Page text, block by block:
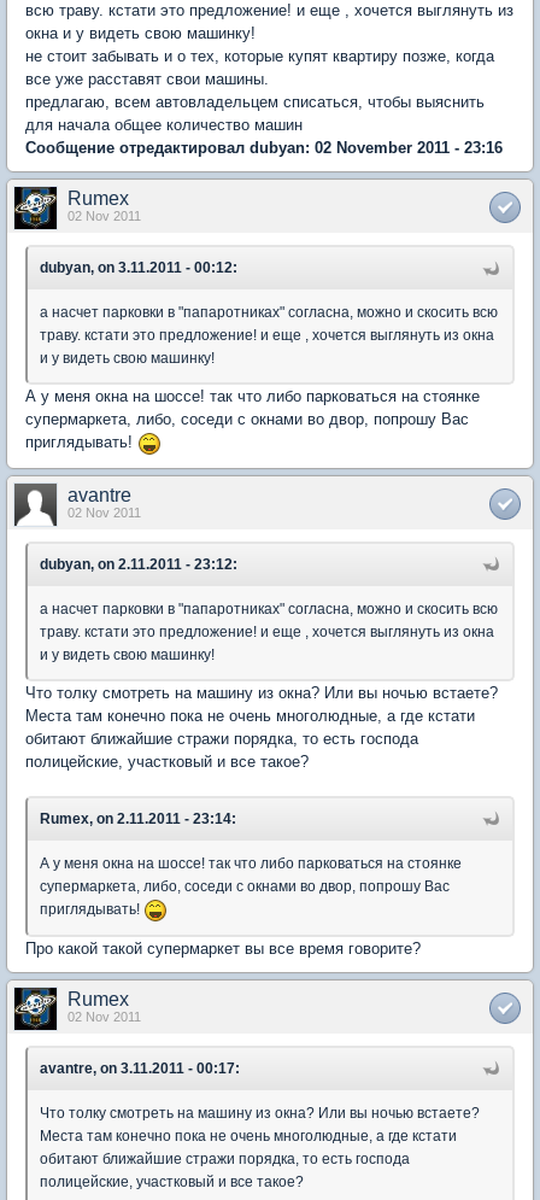
всю траву. кстати это предложение! и еще , хочется выглянуть из
окна и у видеть свою машинку!
не стоит забывать и о тех, которые купят квартиру позже, когда
все уже расставят свои машины.
предлагаю, всем автовладельцем списаться, чтобы выяснить
для начала общее количество машин
Сообщение отредактировал dubyan: 02 November 2011 - 23:16
Rumex
02 Nov 2011
dubyan, on 3.11.2011 - 00:12:
а насчет парковки в "папаротниках" согласна, можно и скосить всю
траву. кстати это предложение! и еще , хочется выглянуть из окна
и у видеть свою машинку!
А у меня окна на шоссе! так что либо парковаться на стоянке
супермаркета, либо, соседи с окнами во двор, попрошу Вас
приглядывать!
avantre
02 Nov 2011
dubyan, on 2.11.2011 - 23:12:
а насчет парковки в "папаротниках" согласна, можно и скосить всю
траву. кстати это предложение! и еще , хочется выглянуть из окна
и у видеть свою машинку!
Что толку смотреть на машину из окна? Или вы ночью встаете?
Места там конечно пока не очень многолюдные, а где кстати
обитают ближайшие стражи порядка, то есть господа
полицейские, участковый и все такое?
Rumex, on 2.11.2011 - 23:14:
А у меня окна на шоссе! так что либо парковаться на стоянке
супермаркета, либо, соседи с окнами во двор, попрошу Вас
приглядывать!
Про какой такой супермаркет вы все время говорите?
Rumex
02 Nov 2011
avantre, on 3.11.2011 - 00:17:
Что толку смотреть на машину из окна? Или вы ночью встаете?
Места там конечно пока не очень многолюдные, а где кстати
обитают ближайшие стражи порядка, то есть господа
полицейские, участковый и все такое?